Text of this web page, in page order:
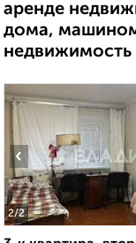
аренде
дома,
недвижимость
2/2
‹